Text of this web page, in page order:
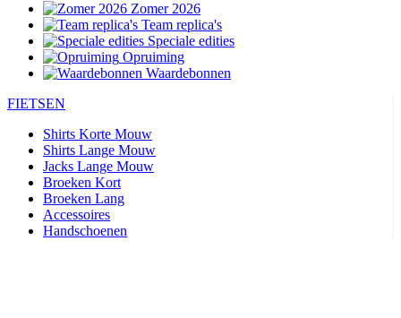
Zomer 2026
Team replica's
Speciale edities
Opruiming
Waardebonnen
FIETSEN
Shirts Korte Mouw
Shirts Lange Mouw
Jacks Lange Mouw
Broeken Kort
Broeken Lang
Accessoires
Handschoenen